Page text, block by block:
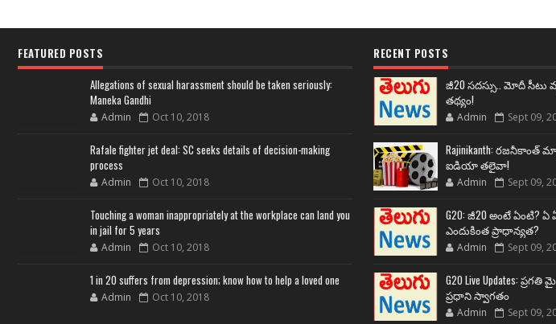
FEATURED POSTS
Allegations of sexual harassment should be taken seriously:
Maneka Gandhi
Admin Oct 10, 2018
Rafale fighter jet deal: SC seeks details of decision-making
process
Admin Oct 10, 2018
Touching a woman inappropriately at the workplace can land you
in jail for 5 years
Admin Oct 10, 2018
1 in 20 suffers from depression; know how to help a loved one
Admin Oct 10, 2018
RECENT POSTS
జీ20 సదస్సు.. మోదీ సీటు
తథ్యం!
Admin Sept 09,
Rajinikanth:
ఐడియా తలైవా!
Admin Sept 09,
G20: జీ20 అంటే ఏంటి? ఏ
ఎందుకింత ప్రాధాన్యత?
Admin Sept 09,
G20 Live Updates:
ప్రధాని స్వాగతం
Admin Sept 09,